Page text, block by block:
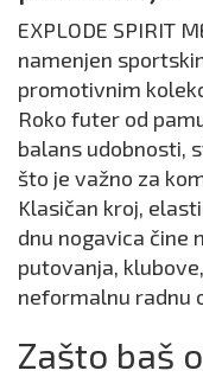
EXPLODE SPIRIT
namenjen
promotivnim
Roko futer od
balans udobnosti,
što je važno za
Klasičan kroj,
dnu nogavica čine
putovanja,
neformalnu radnu
Zašto baš